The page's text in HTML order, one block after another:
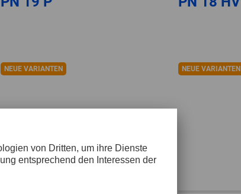
NEUE VARIANTEN NEUE VARIANTEN